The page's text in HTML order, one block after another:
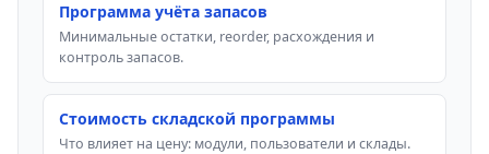
Программа учёта запасов
Минимальные остатки, reorder, расхождения и
контроль запасов.
Стоимость складской программы
Что влияет на цену: модули, пользователи и склады.